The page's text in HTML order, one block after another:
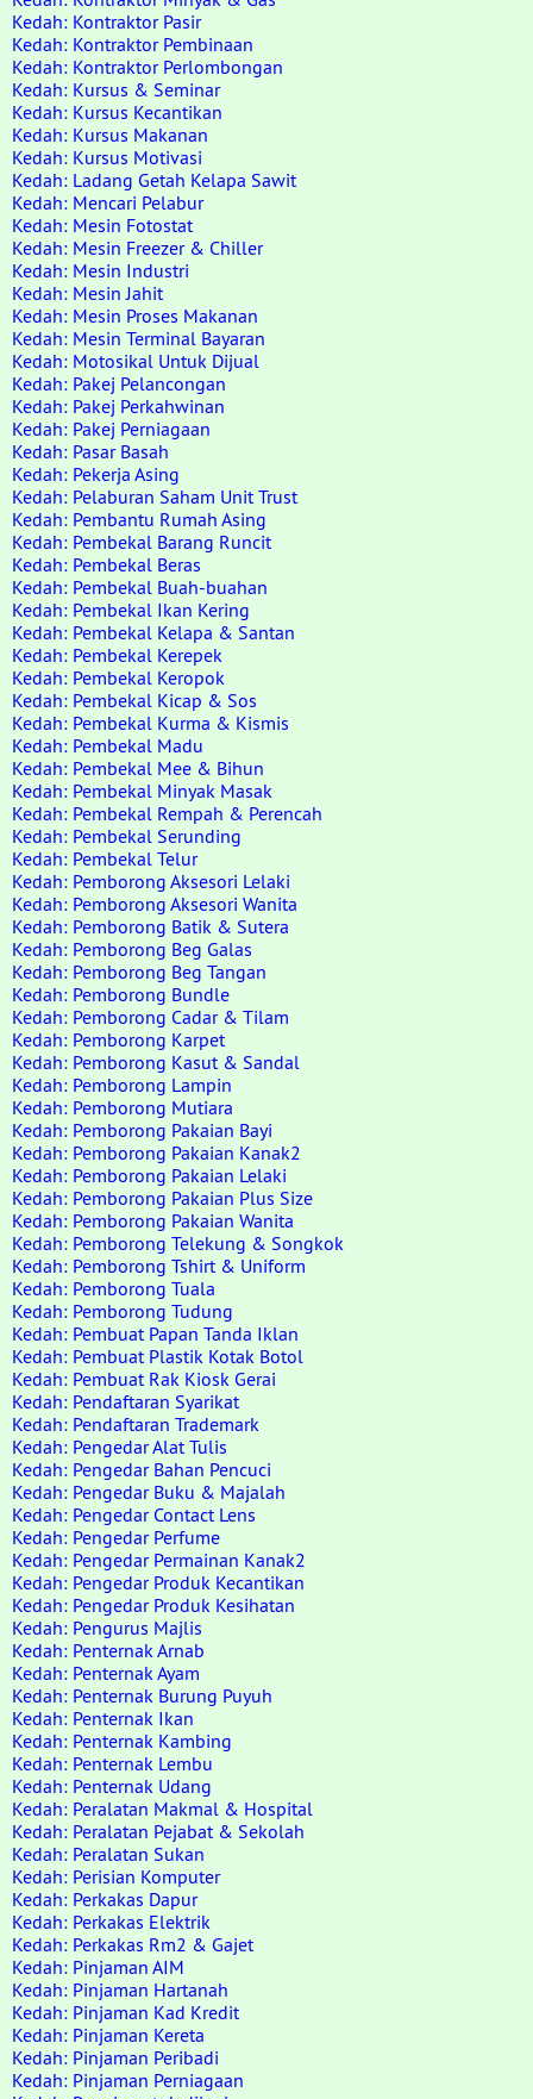
Kedah: Kontraktor Pasir
Kedah: Kontraktor Pembinaan
Kedah: Kontraktor Perlombongan
Kedah: Kursus & Seminar
Kedah: Kursus Kecantikan
Kedah: Kursus Makanan
Kedah: Kursus Motivasi
Kedah: Ladang Getah Kelapa Sawit
Kedah: Mencari Pelabur
Kedah: Mesin Fotostat
Kedah: Mesin Freezer & Chiller
Kedah: Mesin Industri
Kedah: Mesin Jahit
Kedah: Mesin Proses Makanan
Kedah: Mesin Terminal Bayaran
Kedah: Motosikal Untuk Dijual
Kedah: Pakej Pelancongan
Kedah: Pakej Perkahwinan
Kedah: Pakej Perniagaan
Kedah: Pasar Basah
Kedah: Pekerja Asing
Kedah: Pelaburan Saham Unit Trust
Kedah: Pembantu Rumah Asing
Kedah: Pembekal Barang Runcit
Kedah: Pembekal Beras
Kedah: Pembekal Buah-buahan
Kedah: Pembekal Ikan Kering
Kedah: Pembekal Kelapa & Santan
Kedah: Pembekal Kerepek
Kedah: Pembekal Keropok
Kedah: Pembekal Kicap & Sos
Kedah: Pembekal Kurma & Kismis
Kedah: Pembekal Madu
Kedah: Pembekal Mee & Bihun
Kedah: Pembekal Minyak Masak
Kedah: Pembekal Rempah & Perencah
Kedah: Pembekal Serunding
Kedah: Pembekal Telur
Kedah: Pemborong Aksesori Lelaki
Kedah: Pemborong Aksesori Wanita
Kedah: Pemborong Batik & Sutera
Kedah: Pemborong Beg Galas
Kedah: Pemborong Beg Tangan
Kedah: Pemborong Bundle
Kedah: Pemborong Cadar & Tilam
Kedah: Pemborong Karpet
Kedah: Pemborong Kasut & Sandal
Kedah: Pemborong Lampin
Kedah: Pemborong Mutiara
Kedah: Pemborong Pakaian Bayi
Kedah: Pemborong Pakaian Kanak2
Kedah: Pemborong Pakaian Lelaki
Kedah: Pemborong Pakaian Plus Size
Kedah: Pemborong Pakaian Wanita
Kedah: Pemborong Telekung & Songkok
Kedah: Pemborong Tshirt & Uniform
Kedah: Pemborong Tuala
Kedah: Pemborong Tudung
Kedah: Pembuat Papan Tanda Iklan
Kedah: Pembuat Plastik Kotak Botol
Kedah: Pembuat Rak Kiosk Gerai
Kedah: Pendaftaran Syarikat
Kedah: Pendaftaran Trademark
Kedah: Pengedar Alat Tulis
Kedah: Pengedar Bahan Pencuci
Kedah: Pengedar Buku & Majalah
Kedah: Pengedar Contact Lens
Kedah: Pengedar Perfume
Kedah: Pengedar Permainan Kanak2
Kedah: Pengedar Produk Kecantikan
Kedah: Pengedar Produk Kesihatan
Kedah: Pengurus Majlis
Kedah: Penternak Arnab
Kedah: Penternak Ayam
Kedah: Penternak Burung Puyuh
Kedah: Penternak Ikan
Kedah: Penternak Kambing
Kedah: Penternak Lembu
Kedah: Penternak Udang
Kedah: Peralatan Makmal & Hospital
Kedah: Peralatan Pejabat & Sekolah
Kedah: Peralatan Sukan
Kedah: Perisian Komputer
Kedah: Perkakas Dapur
Kedah: Perkakas Elektrik
Kedah: Perkakas Rm2 & Gajet
Kedah: Pinjaman AIM
Kedah: Pinjaman Hartanah
Kedah: Pinjaman Kad Kredit
Kedah: Pinjaman Kereta
Kedah: Pinjaman Peribadi
Kedah: Pinjaman Perniagaan